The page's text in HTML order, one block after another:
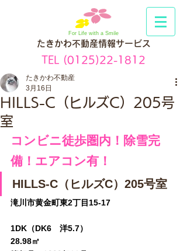
For Life with a Smile
たきかわ不動産情報サービス
TEL (0125)22-1812
HILLS-C（ヒルズC）205号
室
たきかわ不動産
3月16日
コンビニ徒歩圏内！除雪完
備！エアコン有！
HILLS-C（ヒルズC）205号室
滝川市黄金町東2丁目15-17
1DK（DK6　洋5.7）
28.98㎡